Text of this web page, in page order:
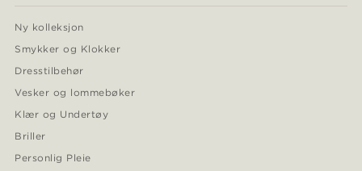
Ny kolleksjon
Smykker og Klokker
Dresstilbehør
Vesker og lommebøker
Klær og Undertøy
Briller
Personlig Pleie